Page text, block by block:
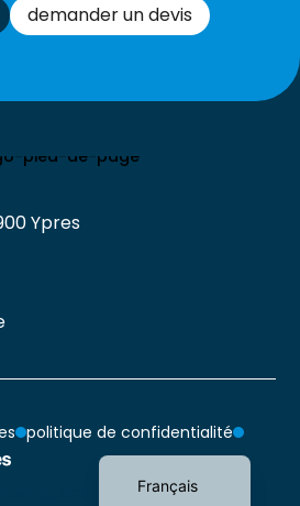
demander un devis
Ypres
politique de confidentialité
Français